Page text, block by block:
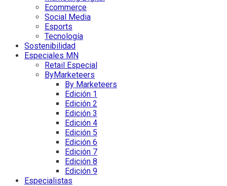
Ecommerce
Social Media
Esports
Tecnología
Sostenibilidad
Especiales MN
Retail Especial
ByMarketeers
By Marketeers
Edición 1
Edición 2
Edición 3
Edición 4
Edición 5
Edición 6
Edición 7
Edición 8
Edición 9
Especialistas